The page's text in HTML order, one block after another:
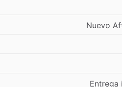
Nuevo
Entrega